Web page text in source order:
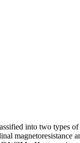
into two types